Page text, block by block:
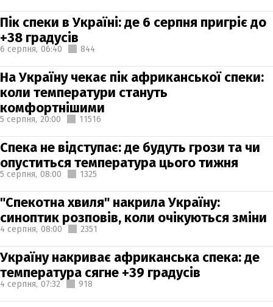
Пік спеки в Україні: де 6 серпня пригріє до
+38 градусів
6 серпня, 06:40 844
На Україну чекає пік африканської спеки:
коли температури стануть
комфортнішими
5 серпня, 20:00 11516
Спека не відступає: де будуть грози та чи
опуститься температура цього тижня
5 серпня, 08:00 1325
"Спекотна хвиля" накрила Україну:
синоптик розповів, коли очікуються зміни
4 серпня, 08:00 2351
Україну накриває африканська спека: де
температура сягне +39 градусів
4 серпня, 07:32 918